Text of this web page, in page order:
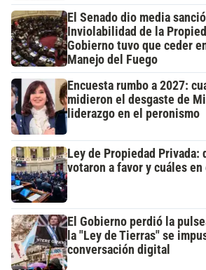
El Senado dio media
Inviolabilidad de la
Gobierno tuvo que ceder
Manejo del Fuego
Encuesta rumbo a 2027:
midieron el desgaste de
liderazgo en el peronismo
Ley de Propiedad Privada:
votaron a favor y cuáles en
El Gobierno perdió la
la "Ley de Tierras" se
conversación digital